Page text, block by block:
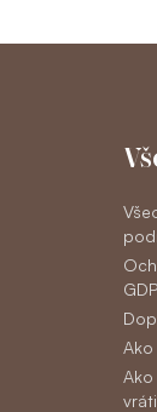
Ako
Ako